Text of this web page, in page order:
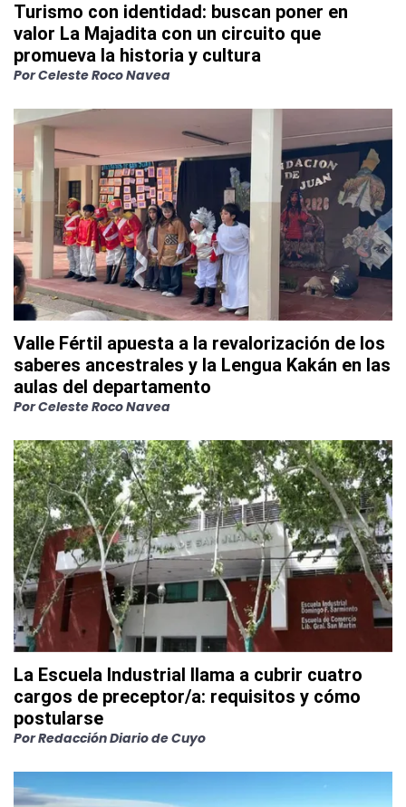
Turismo con identidad: buscan poner en
valor La Majadita con un circuito que
promueva la historia y cultura
PorCeleste Roco Navea
Valle Fértil apuesta a la revalorización de los
saberes ancestrales y la Lengua Kakán en las
aulas del departamento
PorCeleste Roco Navea
La Escuela Industrial llama a cubrir cuatro
cargos de preceptor/a: requisitos y cómo
postularse
PorRedacción Diario de Cuyo